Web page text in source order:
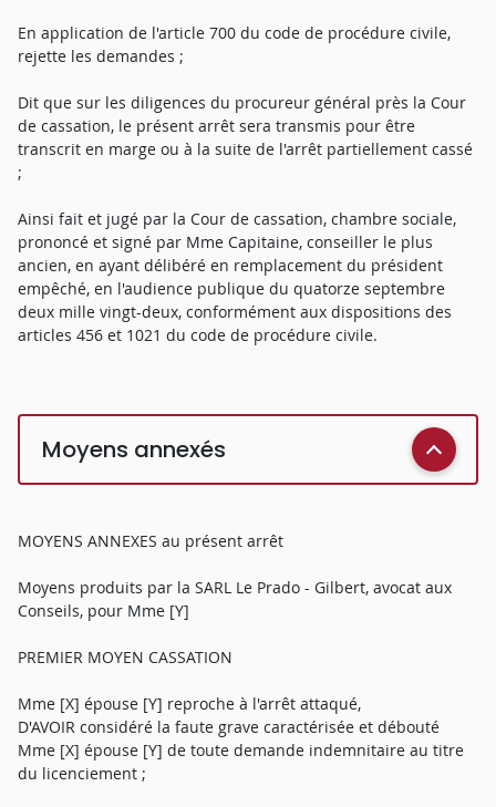
En application de l'article 700 du code de procédure civile,
rejette les demandes ;
Dit que sur les diligences du procureur général près la Cour
de cassation, le présent arrêt sera transmis pour être
transcrit en marge ou à la suite de l'arrêt partiellement cassé
;
Ainsi fait et jugé par la Cour de cassation, chambre sociale,
prononcé et signé par Mme Capitaine, conseiller le plus
ancien, en ayant délibéré en remplacement du président
empêché, en l'audience publique du quatorze septembre
deux mille vingt-deux, conformément aux dispositions des
articles 456 et 1021 du code de procédure civile.
Moyens annexés
MOYENS ANNEXES au présent arrêt
Moyens produits par la SARL Le Prado - Gilbert, avocat aux
Conseils, pour Mme [Y]
PREMIER MOYEN CASSATION
Mme [X] épouse [Y] reproche à l'arrêt attaqué,
D'AVOIR considéré la faute grave caractérisée et débouté
Mme [X] épouse [Y] de toute demande indemnitaire au titre
du licenciement ;